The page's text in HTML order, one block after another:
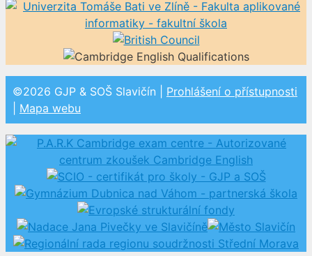
©2026 GJP & SOŠ Slavičín | Prohlášení o přístupnosti
Mapa webu